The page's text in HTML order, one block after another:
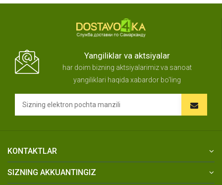
Yangiliklar va aktsiyalar
har doim bizning aktsiyalarimiz va sanoat
yangiliklari haqida xabardor bo'ling
KONTAKTLAR
SIZNING AKKUANTINGIZ